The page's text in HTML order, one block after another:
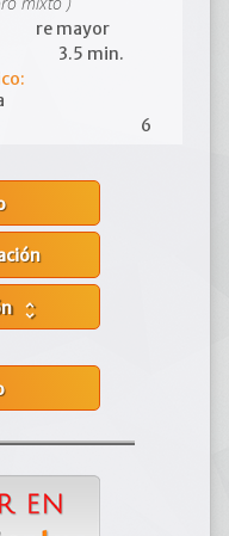
re mayor
3.5 min.
6
unfold_more